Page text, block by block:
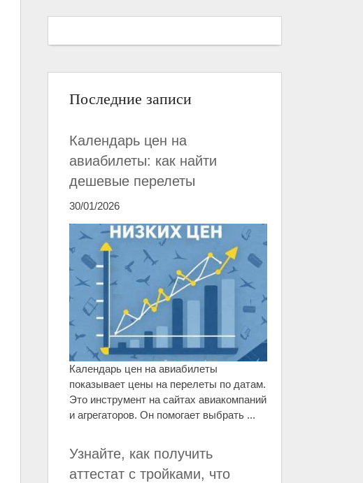
Последние записи
Календарь цен на
авиабилеты: как найти
дешевые перелеты
30/01/2026
Календарь цен на авиабилеты
показывает цены на перелеты по датам.
Это инструмент на сайтах авиакомпаний
и агрегаторов. Он помогает выбрать ...
Узнайте, как получить
аттестат с тройками, что